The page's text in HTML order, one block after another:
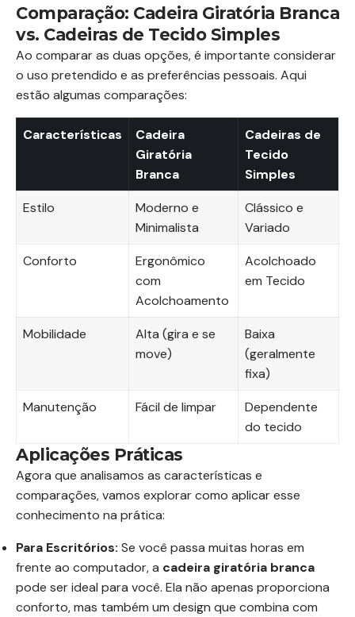
Comparação: Cadeira Giratória Branca
vs. Cadeiras de Tecido Simples
Ao comparar as duas opções, é importante considerar
o uso pretendido e as preferências pessoais. Aqui
estão algumas comparações:
Características
Cadeira
Giratória
Branca
Cadeiras de
Tecido
Simples
Estilo
Moderno e
Minimalista
Clássico e
Variado
Conforto
Ergonômico
com
Acolchoamento
Acolchoado
em Tecido
Mobilidade
Alta (gira e se
move)
Baixa
(geralmente
fixa)
Manutenção
Fácil de limpar
Dependente
do tecido
Aplicações Práticas
Agora que analisamos as características e
comparações, vamos explorar como aplicar esse
conhecimento na prática:
Para Escritórios: Se você passa muitas horas em
frente ao computador, a cadeira giratória branca
pode ser ideal para você. Ela não apenas proporciona
conforto, mas também um design que combina com